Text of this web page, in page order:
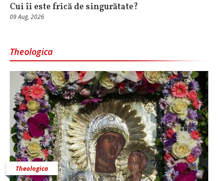
Cui îi este frică de singurătate?
09 Aug, 2026
Theologica
Theologica